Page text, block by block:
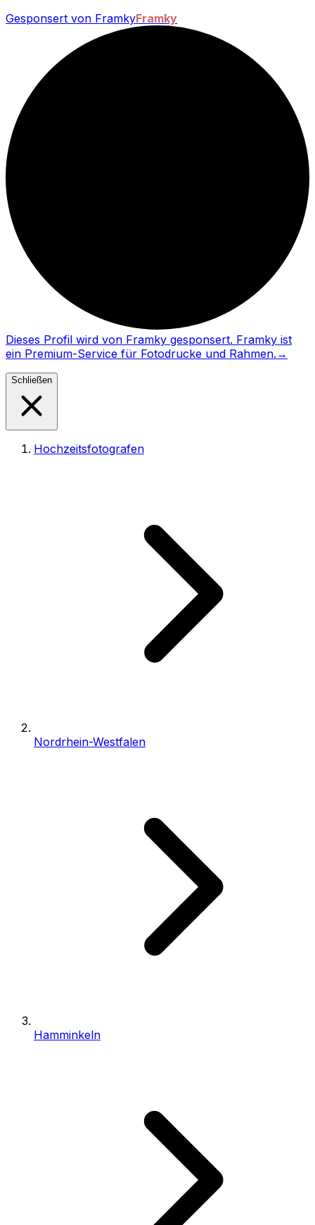
Gesponsert von FramkyFramky
Dieses Profil wird von Framky gesponsert. Framky ist
ein Premium-Service für Fotodrucke und Rahmen. →
Schließen
Hochzeitsfotografen
Nordrhein-Westfalen
Hamminkeln